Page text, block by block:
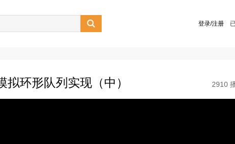
 登录/注册
环形队列实现（中） 2910